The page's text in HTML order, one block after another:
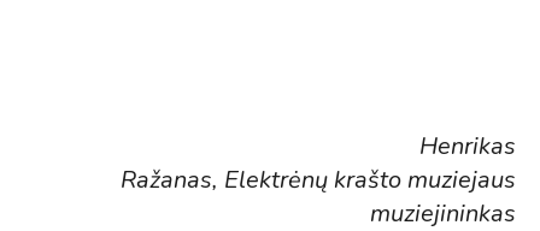
Henrikas
Ražanas, Elektrėnų krašto muziejaus
muziejininkas